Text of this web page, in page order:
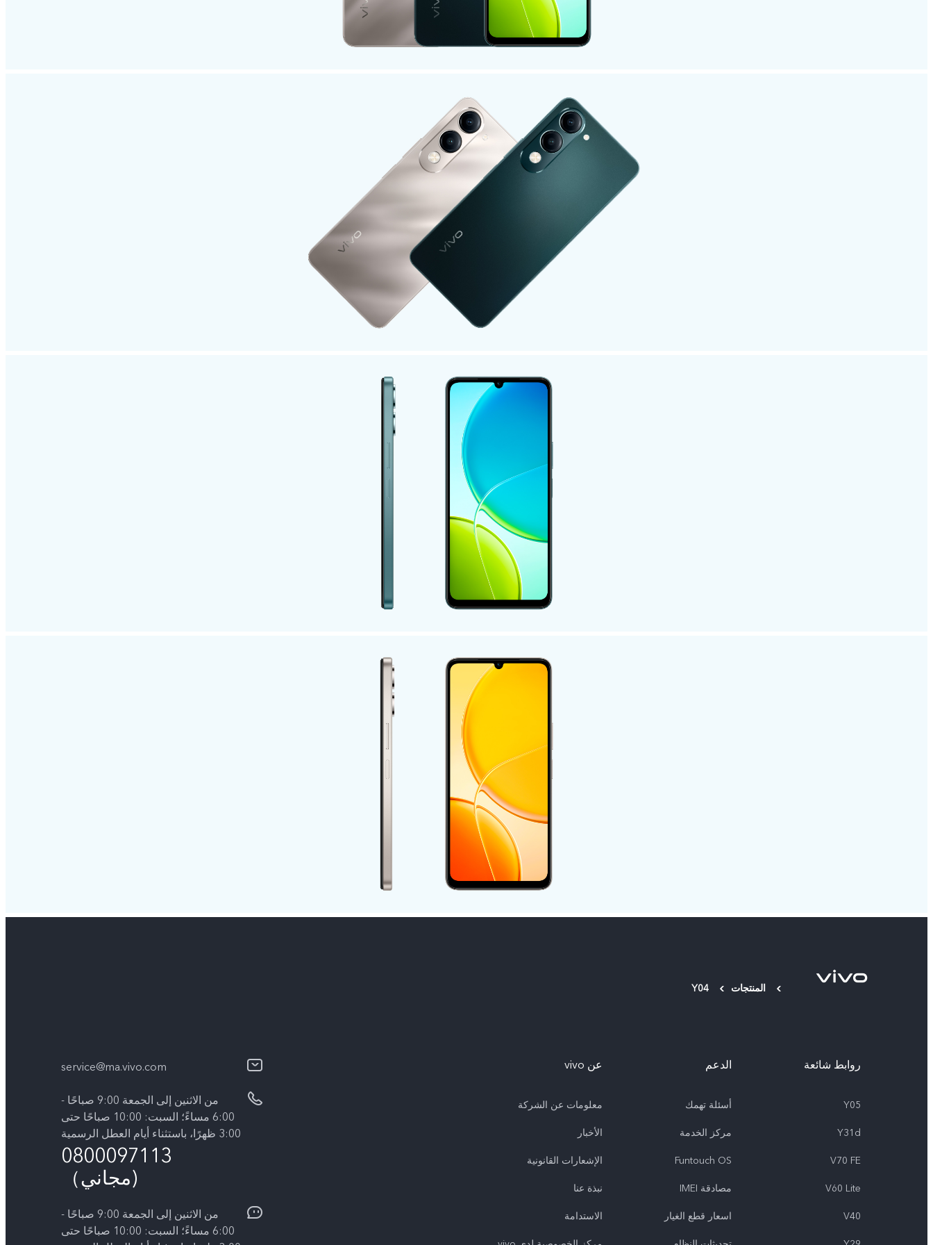
المنتجات Y04
روابط شائعة
Y05
Y31d
V70 FE
V60 Lite
V40
الدعم
أسئلة تهمك
مركز الخدمة
Funtouch OS
مصادقة IMEI
اسعار قطع الغيار
عن vivo
معلومات عن الشركة
الأخبار
الإشعارات القانونية
نبذة عنا
الاستدامة
service@ma.vivo.com
من الاثنين إلى الجمعة 9:00 صباحًا -
6:00 مساءً؛ السبت: 10:00 صباحًا حتى
3:00 ظهرًا، باستثناء أيام العطل الرسمية
0800097113
(مجاني）
من الاثنين إلى الجمعة 9:00 صباحًا -
6:00 مساءً؛ السبت: 10:00 صباحًا حتى